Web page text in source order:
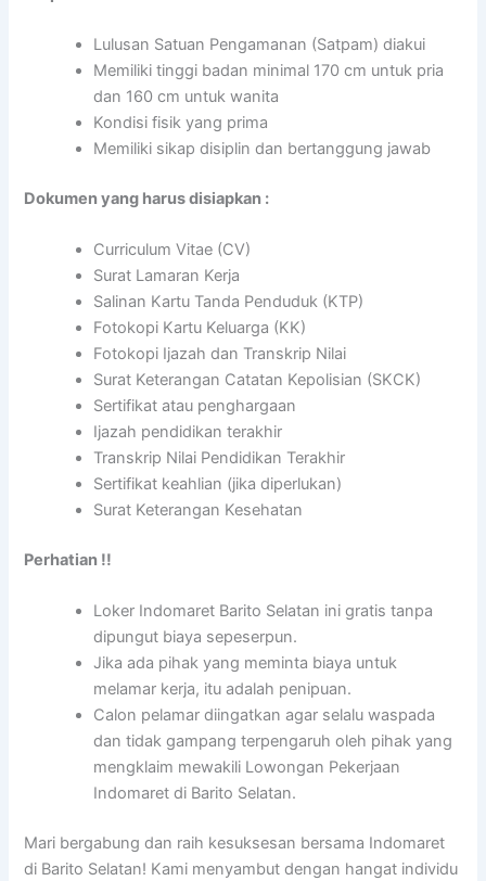
Lulusan Satuan Pengamanan (Satpam) diakui
Memiliki tinggi badan minimal 170 cm untuk pria
dan 160 cm untuk wanita
Kondisi fisik yang prima
Memiliki sikap disiplin dan bertanggung jawab
Dokumen yang harus disiapkan :
Curriculum Vitae (CV)
Surat Lamaran Kerja
Salinan Kartu Tanda Penduduk (KTP)
Fotokopi Kartu Keluarga (KK)
Fotokopi Ijazah dan Transkrip Nilai
Surat Keterangan Catatan Kepolisian (SKCK)
Sertifikat atau penghargaan
Ijazah pendidikan terakhir
Transkrip Nilai Pendidikan Terakhir
Sertifikat keahlian (jika diperlukan)
Surat Keterangan Kesehatan
Perhatian !!
Loker Indomaret Barito Selatan ini gratis tanpa
dipungut biaya sepeserpun.
Jika ada pihak yang meminta biaya untuk
melamar kerja, itu adalah penipuan.
Calon pelamar diingatkan agar selalu waspada
dan tidak gampang terpengaruh oleh pihak yang
mengklaim mewakili Lowongan Pekerjaan
Indomaret di Barito Selatan.
Mari bergabung dan raih kesuksesan bersama Indomaret
di Barito Selatan! Kami menyambut dengan hangat individu